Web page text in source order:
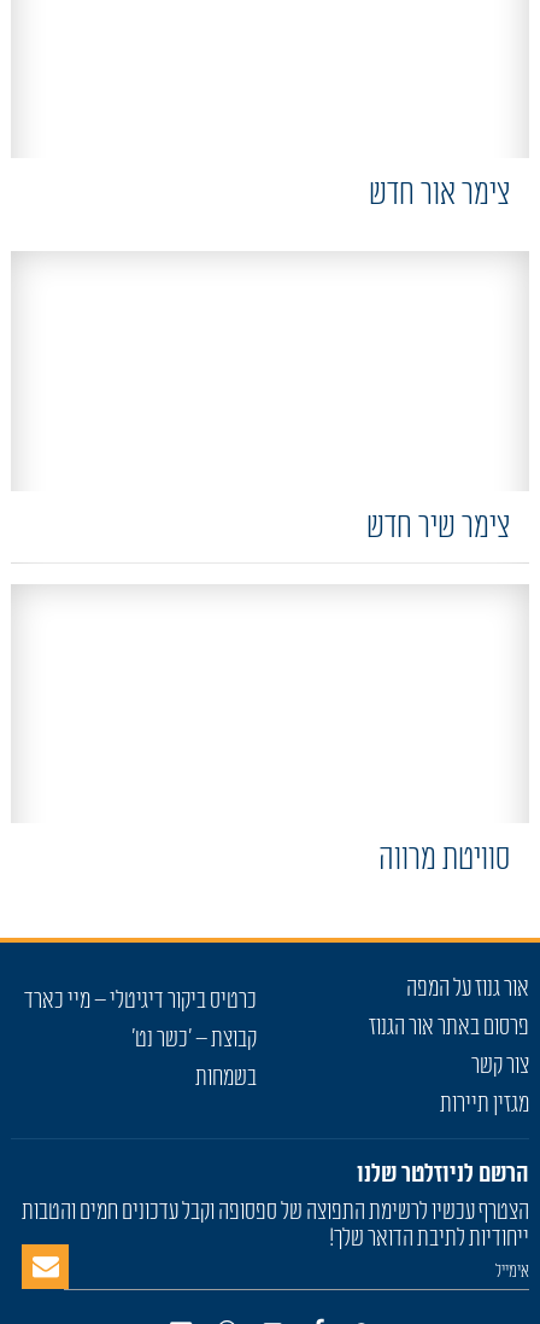
צימר אור חדש
צימר שיר חדש
סוויטת מרווה
אור גנוז על המפה
פרסום באתר אור הגנוז
צור קשר
מגזין תיירות
כרטיס ביקור דיגיטלי – מיי כארד
קבוצת – 'כשר נט'
בשמחות
הרשם לניוזלטר שלנו
הצטרף עכשיו לרשימת התפוצה של ספסופה וקבל עדכונים חמים והטבות
ייחודיות לתיבת הדואר שלך!